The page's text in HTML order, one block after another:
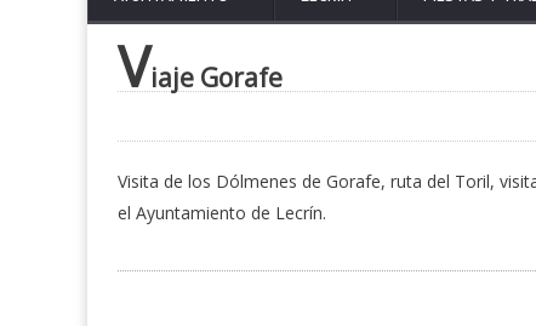
Viaje Gorafe
Visita de los Dólmenes de Gorafe, ruta del Toril,
el Ayuntamiento de Lecrín.